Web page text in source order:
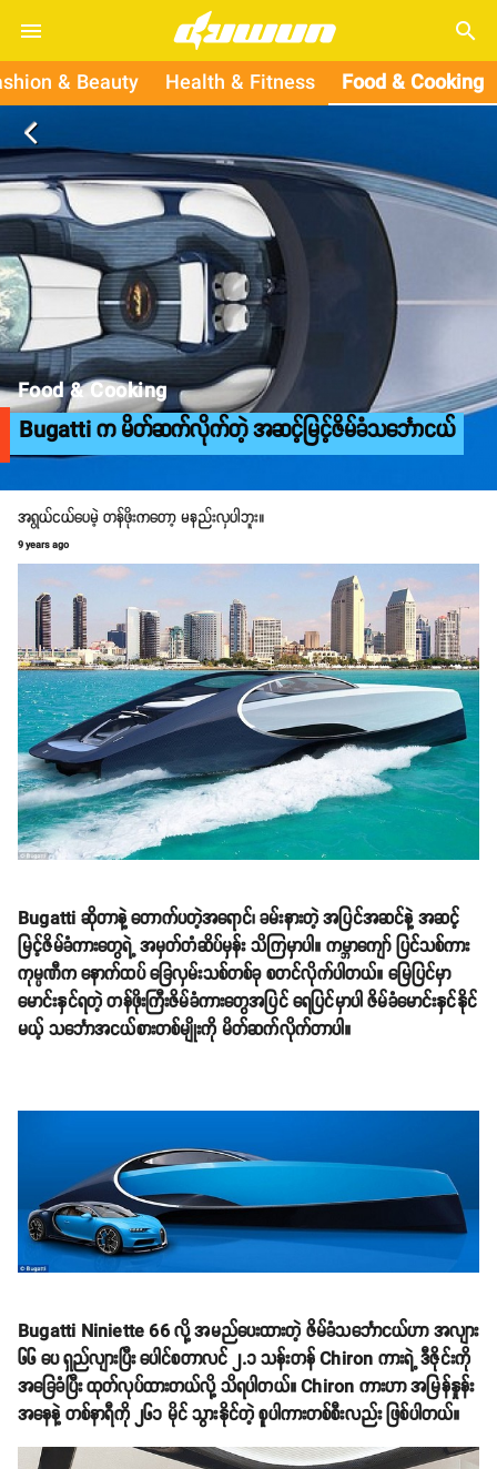
search
& Beauty Health & Fitness Food & Cooking
arrow_back_ios
Food & Cooking
Bugatti က မိတ်ဆက်လိုက်တဲ့ အဆင့်မြင့်ဇိမ်ခံသင်္ဘောငယ်
အရွယ်ငယ်ပေမဲ့ တန်ဖိုးကတော့ မနည်းလှပါဘူး။
9 years ago
Bugatti ဆိုတာနဲ့ တောက်ပတဲ့အရောင်၊ ခမ်းနားတဲ့ အပြင်အဆင်နဲ့ အဆင့်
မြင့်ဇိမ်ခံကားတွေရဲ့ အမှတ်တံဆိပ်မှန်း သိကြမှာပါ။ ကမ္ဘာကျော် ပြင်သစ်ကား
ကုမ္ပဏီက နောက်ထပ် ခြေလှမ်းသစ်တစ်ခု စတင်လိုက်ပါတယ်။ မြေပြင်မှာ
မောင်းနှင်ရတဲ့ တန်ဖိုးကြီးဇိမ်ခံကားတွေအပြင် ရေပြင်မှာပါ ဇိမ်ခံမောင်းနှင်နိုင်
မယ့် သင်္ဘောအငယ်စားတစ်မျိုးကို မိတ်ဆက်လိုက်တာပါ။
Bugatti Niniette 66 လို့ အမည်ပေးထားတဲ့ ဇိမ်ခံသင်္ဘောငယ်ဟာ အလျား
၆၆ ပေ ရှည်လျားပြီး ပေါင်စတာလင် ၂.၁ သန်းတန် Chiron ကားရဲ့ ဒီဇိုင်းကို
အခြေခံပြီး ထုတ်လုပ်ထားတယ်လို့ သိရပါတယ်။ Chiron ကားဟာ အမြန်နှုန်း
အနေနဲ့ တစ်နာရီကို ၂၆၁ မိုင် သွားနိုင်တဲ့ စူပါကားတစ်စီးလည်း ဖြစ်ပါတယ်။